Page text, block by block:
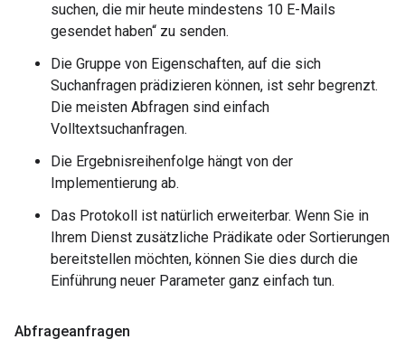
suchen, die mir heute mindestens 10 E-Mails
gesendet haben“ zu senden.
Die Gruppe von Eigenschaften, auf die sich
Suchanfragen prädizieren können, ist sehr begrenzt.
Die meisten Abfragen sind einfach
Volltextsuchanfragen.
Die Ergebnisreihenfolge hängt von der
Implementierung ab.
Das Protokoll ist natürlich erweiterbar. Wenn Sie in
Ihrem Dienst zusätzliche Prädikate oder Sortierungen
bereitstellen möchten, können Sie dies durch die
Einführung neuer Parameter ganz einfach tun.
Abfrageanfragen